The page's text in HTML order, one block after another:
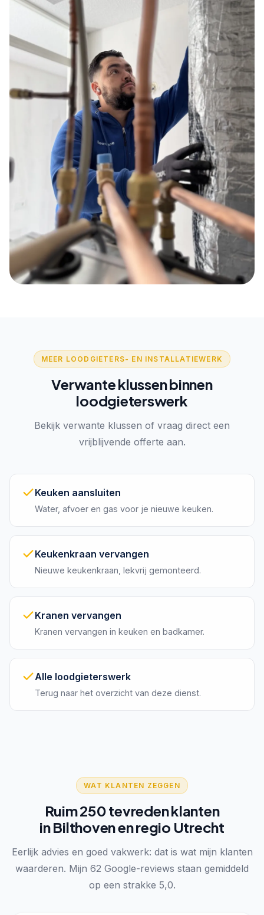
MEER LOODGIETERS- EN INSTALLATIEWERK
Verwante klussen binnen
loodgieterswerk
Bekijk verwante klussen of vraag direct een
vrijblijvende offerte aan.
Keuken aansluiten
Water, afvoer en gas voor je nieuwe keuken.
Keukenkraan vervangen
Nieuwe keukenkraan, lekvrij gemonteerd.
Kranen vervangen
Kranen vervangen in keuken en badkamer.
Alle loodgieterswerk
Terug naar het overzicht van deze dienst.
WAT KLANTEN ZEGGEN
Ruim 250 tevreden klanten
in Bilthoven en regio Utrecht
Eerlijk advies en goed vakwerk: dat is wat mijn klanten
waarderen. Mijn 62 Google-reviews staan gemiddeld
op een strakke 5,0.